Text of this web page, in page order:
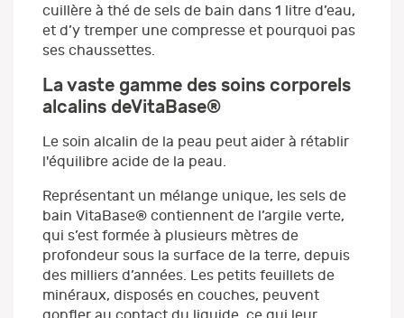
cuillère à thé de sels de bain dans 1 litre d’eau,
et d’y tremper une compresse et pourquoi pas
ses chaussettes.
La vaste gamme des soins corporels
alcalins deVitaBase®
Le soin alcalin de la peau peut aider à rétablir
l'équilibre acide de la peau.
Représentant un mélange unique, les sels de
bain VitaBase® contiennent de l’argile verte,
qui s’est formée à plusieurs mètres de
profondeur sous la surface de la terre, depuis
des milliers d’années. Les petits feuillets de
minéraux, disposés en couches, peuvent